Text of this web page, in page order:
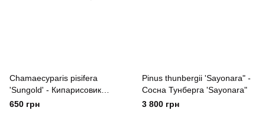
Chamaecyparis pisifera
'Sungold' - Кипарисовик
горохоплідний 'Sungold'
650 грн
Pinus thunbergii 'Sayonara" -
Сосна Тунберга 'Sayonara"
3 800 грн